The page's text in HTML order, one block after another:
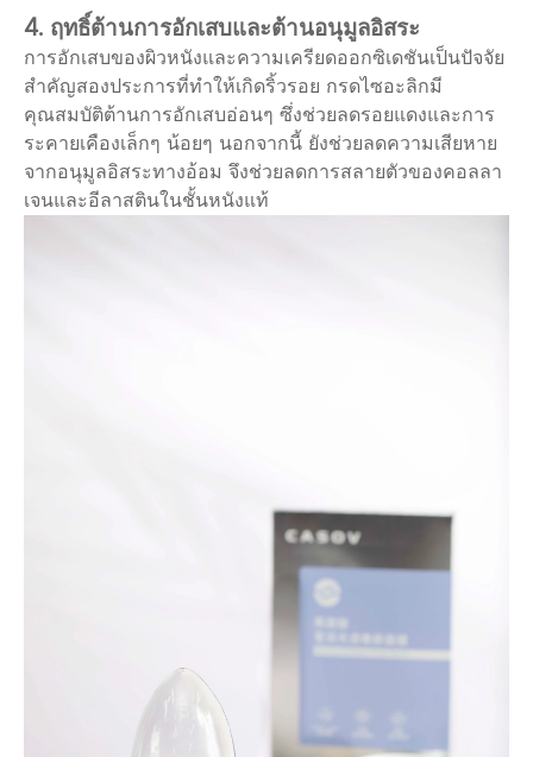
4. ฤทธิ์ต้านการอักเสบและต้านอนุมูลอิสระ
การอักเสบของผิวหนังและความเครียดออกซิเดชันเป็นปัจจัย
สำคัญสองประการที่ทำให้เกิดริ้วรอย กรดไซอะลิกมี
คุณสมบัติต้านการอักเสบอ่อนๆ ซึ่งช่วยลดรอยแดงและการ
ระคายเคืองเล็กๆ น้อยๆ นอกจากนี้ ยังช่วยลดความเสียหาย
จากอนุมูลอิสระทางอ้อม จึงช่วยลดการสลายตัวของคอลลา
เจนและอีลาสตินในชั้นหนังแท้